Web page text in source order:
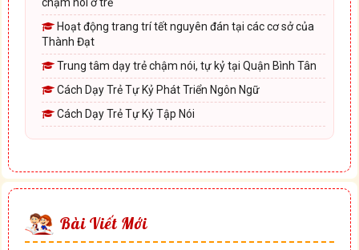
Bài Viết Mới
Hoạt động trang trí tết nguyên đán tại các cơ sở của
Thành Đạt
Trung tâm dạy trẻ chậm nói, tự kỷ tại Quận Bình Tân
Cách Dạy Trẻ Tự Kỷ Phát Triển Ngôn Ngữ
Cách Dạy Trẻ Tự Kỷ Tập Nói